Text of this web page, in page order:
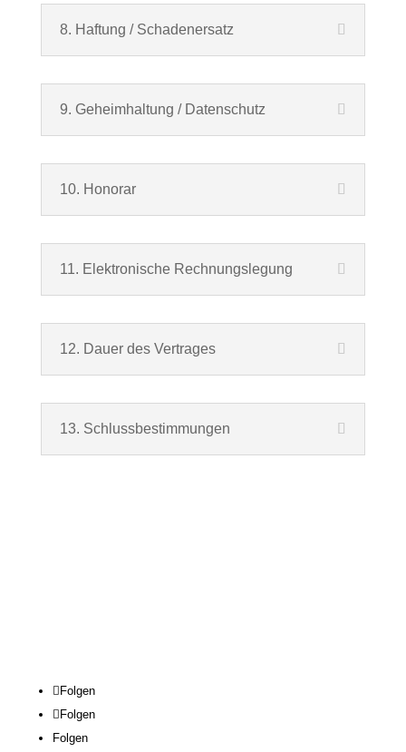
8. Haftung / Schadenersatz
9. Geheimhaltung / Datenschutz
10. Honorar
11. Elektronische Rechnungslegung
12. Dauer des Vertrages
13. Schlussbestimmungen
Folgen
Folgen
Folgen